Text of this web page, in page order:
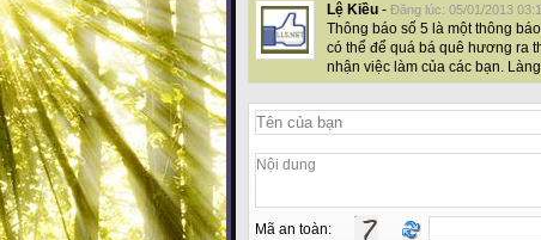
Lệ Kiều - Đăng lúc: 05/01/2013
Thông báo số 5 là một thông
có thể để quá bá quê hương ra
nhận việc làm của các bạn.
Mã an toàn: